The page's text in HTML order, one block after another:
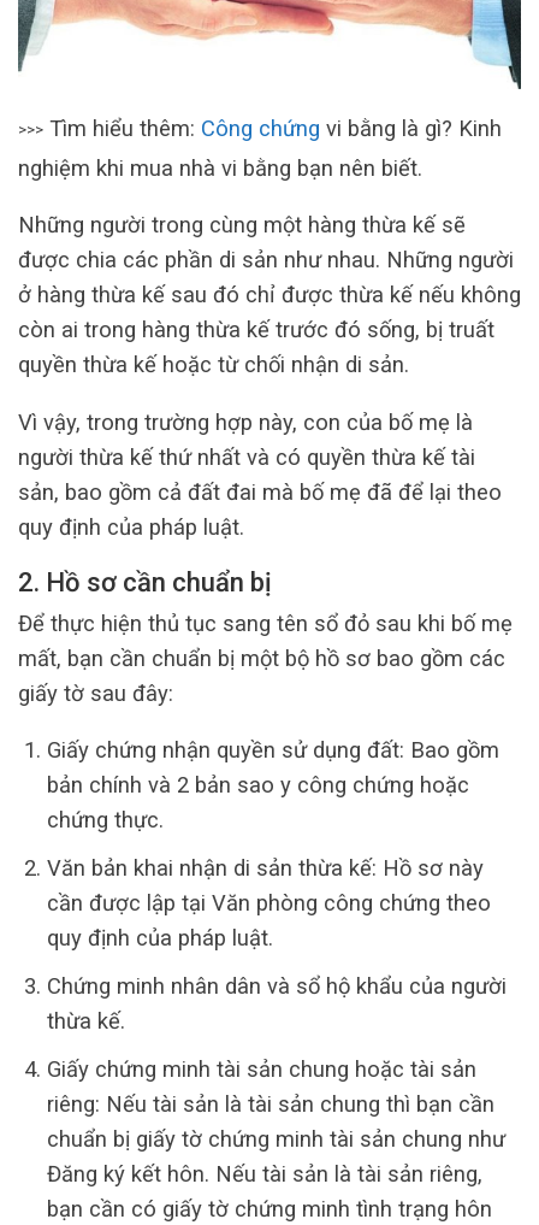
>>> Tìm hiểu thêm: Công chứng vi bằng là gì? Kinh
nghiệm khi mua nhà vi bằng bạn nên biết.
Những người trong cùng một hàng thừa kế sẽ
được chia các phần di sản như nhau. Những người
ở hàng thừa kế sau đó chỉ được thừa kế nếu không
còn ai trong hàng thừa kế trước đó sống, bị truất
quyền thừa kế hoặc từ chối nhận di sản.
Vì vậy, trong trường hợp này, con của bố mẹ là
người thừa kế thứ nhất và có quyền thừa kế tài
sản, bao gồm cả đất đai mà bố mẹ đã để lại theo
quy định của pháp luật.
2. Hồ sơ cần chuẩn bị
Để thực hiện thủ tục sang tên sổ đỏ sau khi bố mẹ
mất, bạn cần chuẩn bị một bộ hồ sơ bao gồm các
giấy tờ sau đây:
Giấy chứng nhận quyền sử dụng đất: Bao gồm
bản chính và 2 bản sao y công chứng hoặc
chứng thực.
Văn bản khai nhận di sản thừa kế: Hồ sơ này
cần được lập tại Văn phòng công chứng theo
quy định của pháp luật.
Chứng minh nhân dân và sổ hộ khẩu của người
thừa kế.
Giấy chứng minh tài sản chung hoặc tài sản
riêng: Nếu tài sản là tài sản chung thì bạn cần
chuẩn bị giấy tờ chứng minh tài sản chung như
Đăng ký kết hôn. Nếu tài sản là tài sản riêng,
bạn cần có giấy tờ chứng minh tình trạng hôn